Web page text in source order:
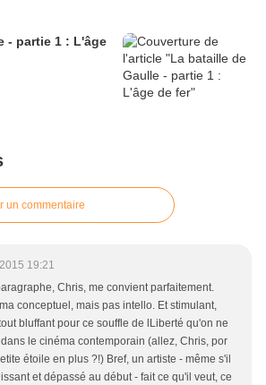
- partie 1 : L'âge
un commentaire
19:21
Chris, me convient parfaitement.
conceptuel, mais pas intello. Et stimulant,
bluffant pour ce souffle de lLiberté qu'on ne
le cinéma contemporain (allez, Chris, por
étoile en plus ?!) Bref, un artiste - même s'il
et dépassé au début - fait ce qu'il veut, ce